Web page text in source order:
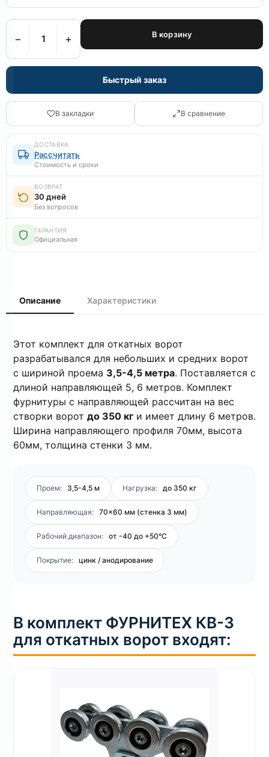
− + В корзину
Быстрый заказ
В закладки В сравнение
ДОСТАВКА
Рассчитать
Стоимость и сроки
ВОЗВРАТ
30 дней
Без вопросов
ГАРАНТИЯ
Официальная
Описание Характеристики
Этот комплект для откатных ворот
разрабатывался для небольших и средних ворот
с шириной проема 3,5-4,5 метра. Поставляется с
длиной направляющей 5, 6 метров. Комплект
фурнитуры с направляющей рассчитан на вес
створки ворот до 350 кг и имеет длину 6 метров.
Ширина направляющего профиля 70мм, высота
60мм, толщина стенки 3 мм.
Проем: 3,5-4,5 м Нагрузка: до 350 кг
Направляющая: 70×60 мм (стенка 3 мм)
Рабочий диапазон: от -40 до +50°C
Покрытие: цинк / анодирование
В комплект ФУРНИТЕХ КВ-3
для откатных ворот входят: